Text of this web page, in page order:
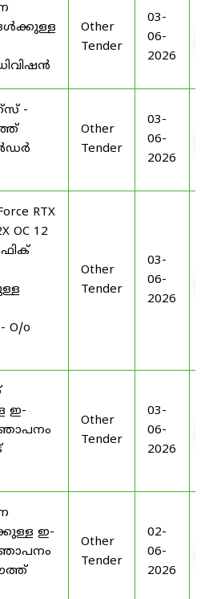
Other
Tender
03-
06-
2026
-
Other
Tender
03-
06-
2026
RTX
OC 12
O/o
Other
Tender
03-
06-
2026
ഇ-
Other
Tender
03-
06-
2026
ഇ-
Other
Tender
02-
06-
2026